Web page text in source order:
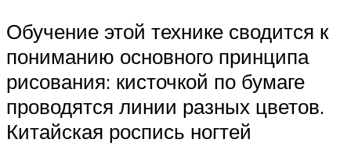
Обучение этой технике сводится к
пониманию основного принципа
рисования: кисточкой по бумаге
проводятся линии разных цветов.
Китайская роспись ногтей